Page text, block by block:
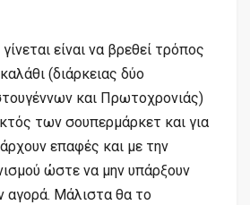
είναι να βρεθεί τρόπος
(διάρκειας δύο
και Πρωτοχρονιάς)
των σουπερμάρκετ και για
επαφές και με την
ώστε να μην υπάρξουν
αγορά. Μάλιστα θα το